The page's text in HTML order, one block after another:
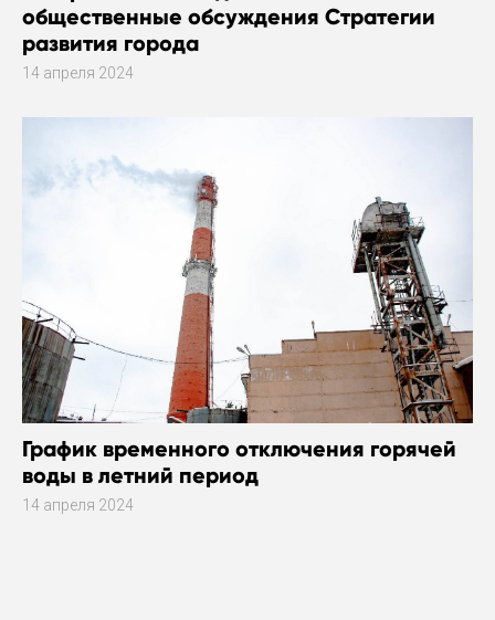
общественные обсуждения Стратегии
развития города
14 апреля 2024
График временного отключения горячей
воды в летний период
14 апреля 2024